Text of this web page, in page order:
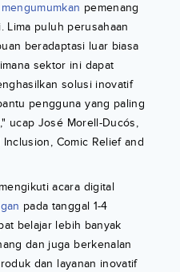
mengumumkan pemenang
Lima puluh perusahaan
beradaptasi luar biasa
sektor ini dapat
solusi inovatif
pengguna yang paling
ucap José Morell-Ducós,
Comic Relief and
acara digital
pada tanggal 1-4
belajar lebih banyak
dan juga berkenalan
dan layanan inovatif